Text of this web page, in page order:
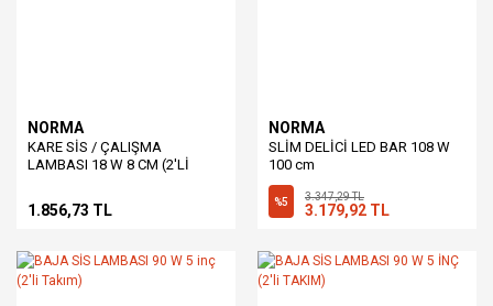
NORMA
KARE SİS / ÇALIŞMA
LAMBASI 18 W 8 CM (2'Lİ
1.856,73 TL
NORMA
SLİM DELİCİ LED BAR 108 W
100 cm
%5 3.347,29 TL
3.179,92 TL